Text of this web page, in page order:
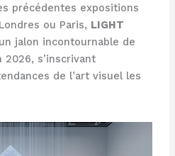
précédentes expositions
ou Paris, LIGHT
jalon incontournable de
2026, s’inscrivant
de l’art visuel les